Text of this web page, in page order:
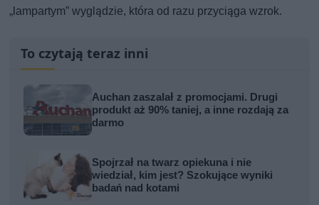
„lampartym” wyglądzie, która od razu przyciąga wzrok.
To czytają teraz inni
Auchan zaszalał z promocjami. Drugi
produkt aż 90% taniej, a inne rozdają za
darmo
Spojrzał na twarz opiekuna i nie
wiedział, kim jest? Szokujące wyniki
badań nad kotami